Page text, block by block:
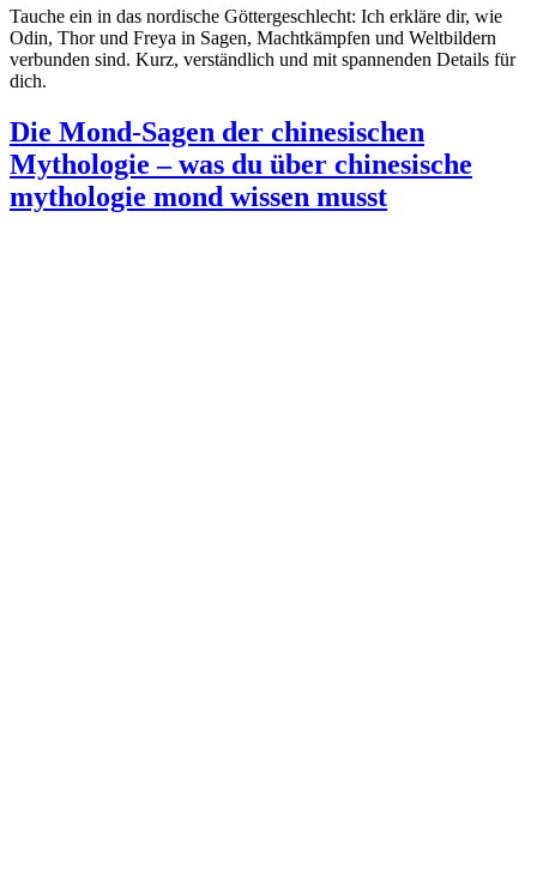
Tauche ein in das nordische Göttergeschlecht: Ich erkläre dir, wie
Odin, Thor und Freya in Sagen, Machtkämpfen und Weltbildern
verbunden sind. Kurz, verständlich und mit spannenden Details für
dich.
Die Mond-Sagen der chinesischen
Mythologie – was du über chinesische
mythologie mond wissen musst